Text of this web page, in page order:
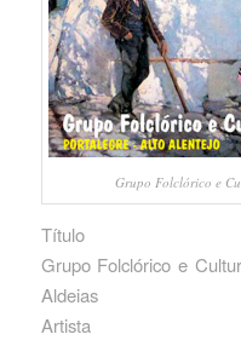
Grupo Folclórico e
Título
Grupo Folclórico e
Aldeias
Artista